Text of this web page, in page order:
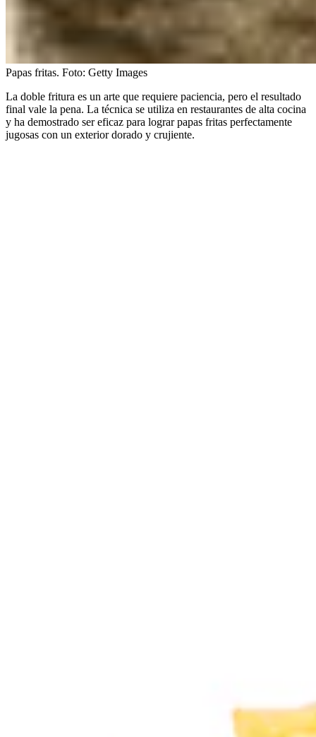
Papas fritas. Foto: Getty Images
La doble fritura es un arte que requiere paciencia, pero el resultado
final vale la pena. La técnica se utiliza en restaurantes de alta cocina
y ha demostrado ser eficaz para lograr papas fritas perfectamente
jugosas con un exterior dorado y crujiente.